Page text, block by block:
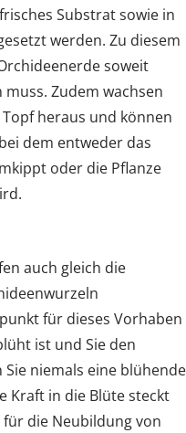
Substrat sowie in
werden. Zu diesem
soweit
Zudem wachsen
heraus und können
dem entweder das
oder die Pflanze
auch gleich die
für dieses Vorhaben
ist und Sie den
niemals eine blühende
Kraft in die Blüte steckt
die Neubildung von